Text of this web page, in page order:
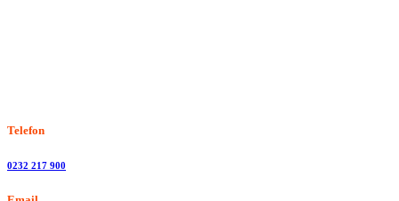
Telefon
0232 217 900